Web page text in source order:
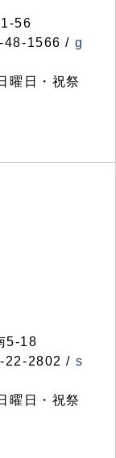
56
48-1566 / g
曜日・祝祭
5-18
22-2802 / s
曜日・祝祭